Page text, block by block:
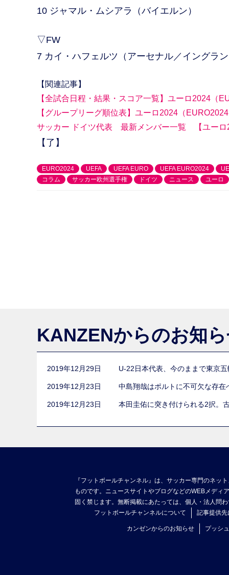
10 ジャマル・ムシアラ（バイエルン）
▽FW
7 カイ・ハフェルツ（アーセナル／イングラ
【関連記事】
【全試合日程・結果・スコア一覧】ユーロ2024（
【グループリーグ順位表】ユーロ2024（
サッカー ドイツ代表 最新メンバー一覧 【ユーロ
【了】
EURO2024 UEFA UEFA EURO UEFA EURO2024
コラム
サッカー欧州選手権 ドイツ ニュース ユーロ
KANZENからのお知
2019年12月29日 U-22日本代表、今のままで東京
2019年12月23日 中島翔哉はポルトに不可欠な存
2019年12月23日 本田圭佑に突き付けられる2択。
『フットボールチャンネル』は、サッカー専門のネッ
ものです。ニュースサイトやブログなどのWEBメディ
固く禁じます。無断掲載にあたっては、個人・法人問
フットボールチャンネルについて
記事提供先
カンゼンからのお知らせ プッシ